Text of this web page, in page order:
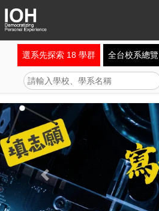
選系先探索 18 學群 全台校系總覽